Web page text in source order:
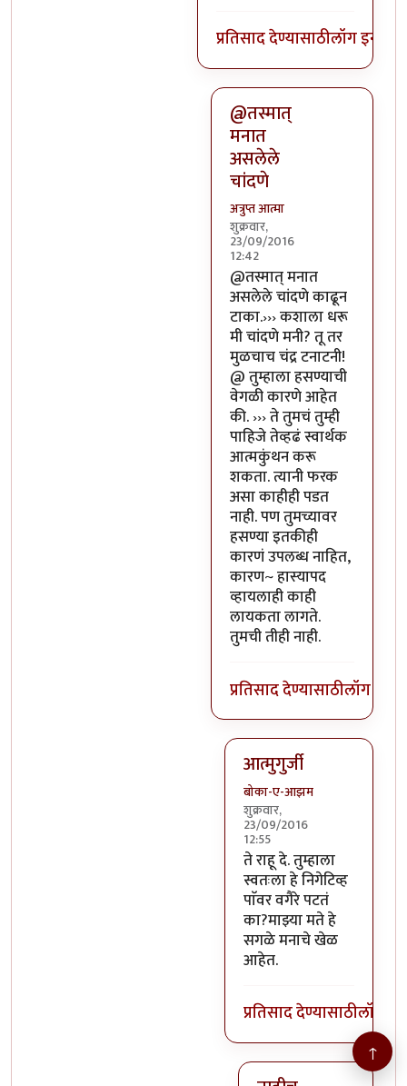
प्रतिसाद देण्यासाठीलॉग इन करा
@तस्मात्
मनात
असलेले
चांदणे
अत्रुप्त आत्मा
शुक्रवार,
23/09/2016
12:42
In reply toया भोपळ्याची
@तस्मात् मनात
असलेले चांदणे काढून
टाका.››› कशाला धरू
मी चांदणे मनी? तू तर
मुळचाच चंद्र टनाटनी!
@ तुम्हाला हसण्याची
वेगळी कारणे आहेत
की. ››› ते तुमचं तुम्ही
पाहिजे तेव्हढं स्वार्थक
आत्मकुंथन करू
शकता. त्यानी फरक
असा काहीही पडत
नाही. पण तुमच्यावर
हसण्या इतकीही
कारणं उपलब्ध नाहित,
कारण~ हास्यापद
व्हायलाही काही
लायकता लागते.
तुमची तीही नाही.
प्रतिसाद देण्यासाठीलॉग इन
आत्मुगुर्जी
बोका-ए-आझम
शुक्रवार,
23/09/2016
12:55
In reply to@तस्मात्
ते राहू दे. तुम्हाला
स्वतःला हे निगेटिव्ह
पाॅवर वगैरे पटतं
का?माझ्या मते हे
सगळे मनाचे खेळ
आहेत.
प्रतिसाद देण्यासाठीलॉग
↑